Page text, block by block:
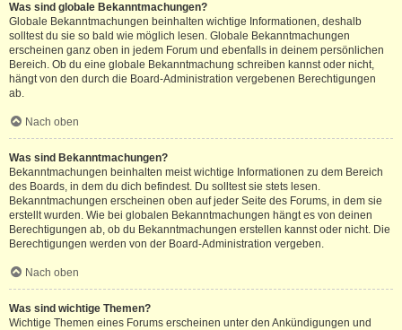
Was sind globale Bekanntmachungen?
Globale Bekanntmachungen beinhalten wichtige Informationen, deshalb
solltest du sie so bald wie möglich lesen. Globale Bekanntmachungen
erscheinen ganz oben in jedem Forum und ebenfalls in deinem persönlichen
Bereich. Ob du eine globale Bekanntmachung schreiben kannst oder nicht,
hängt von den durch die Board-Administration vergebenen Berechtigungen
ab.
Nach oben
Was sind Bekanntmachungen?
Bekanntmachungen beinhalten meist wichtige Informationen zu dem Bereich
des Boards, in dem du dich befindest. Du solltest sie stets lesen.
Bekanntmachungen erscheinen oben auf jeder Seite des Forums, in dem sie
erstellt wurden. Wie bei globalen Bekanntmachungen hängt es von deinen
Berechtigungen ab, ob du Bekanntmachungen erstellen kannst oder nicht. Die
Berechtigungen werden von der Board-Administration vergeben.
Nach oben
Was sind wichtige Themen?
Wichtige Themen eines Forums erscheinen unter den Ankündigungen und